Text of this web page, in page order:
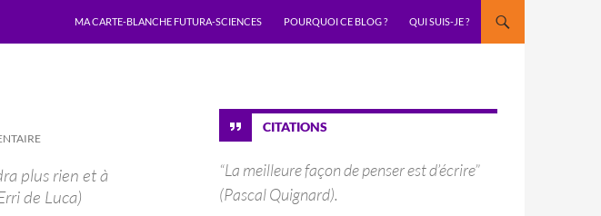
MA CARTE-BLANCHE FUTURA-SCIENCES
POURQUOI CE BLOG ? QUI SUIS-JE ?
plus rien et à
de Luca)
CITATIONS
“La meilleure façon de penser est d’écrire”
(Pascal Quignard).